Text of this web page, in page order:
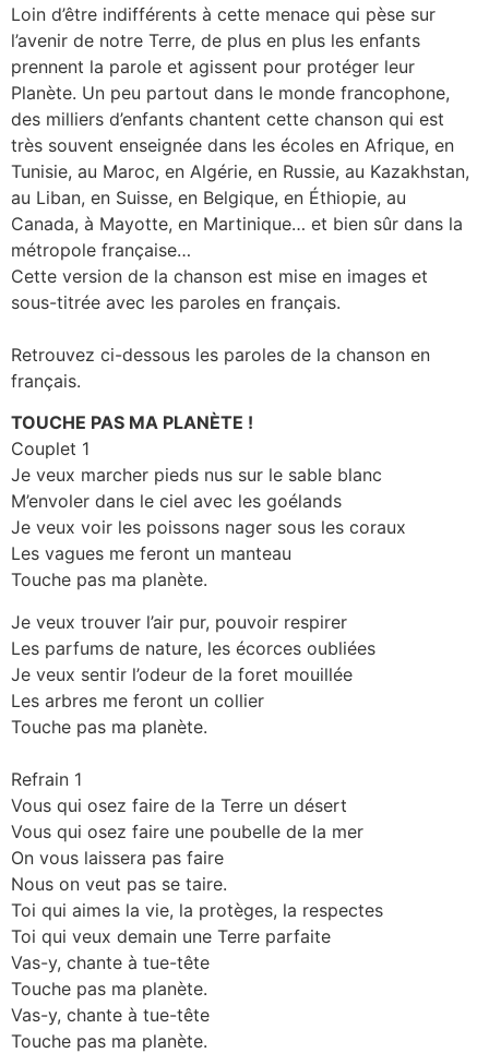
Loin d’être indifférents à cette menace qui pèse sur
l’avenir de notre Terre, de plus en plus les enfants
prennent la parole et agissent pour protéger leur
Planète. Un peu partout dans le monde francophone,
des milliers d’enfants chantent cette chanson qui est
très souvent enseignée dans les écoles en Afrique, en
Tunisie, au Maroc, en Algérie, en Russie, au Kazakhstan,
au Liban, en Suisse, en Belgique, en Éthiopie, au
Canada, à Mayotte, en Martinique… et bien sûr dans la
métropole française…
Cette version de la chanson est mise en images et
sous-titrée avec les paroles en français.
Retrouvez ci-dessous les paroles de la chanson en
français.
TOUCHE PAS MA PLANÈTE !
Couplet 1
Je veux marcher pieds nus sur le sable blanc
M’envoler dans le ciel avec les goélands
Je veux voir les poissons nager sous les coraux
Les vagues me feront un manteau
Touche pas ma planète.
Je veux trouver l’air pur, pouvoir respirer
Les parfums de nature, les écorces oubliées
Je veux sentir l’odeur de la foret mouillée
Les arbres me feront un collier
Touche pas ma planète.
Refrain 1
Vous qui osez faire de la Terre un désert
Vous qui osez faire une poubelle de la mer
On vous laissera pas faire
Nous on veut pas se taire.
Toi qui aimes la vie, la protèges, la respectes
Toi qui veux demain une Terre parfaite
Vas-y, chante à tue-tête
Touche pas ma planète.
Vas-y, chante à tue-tête
Touche pas ma planète.